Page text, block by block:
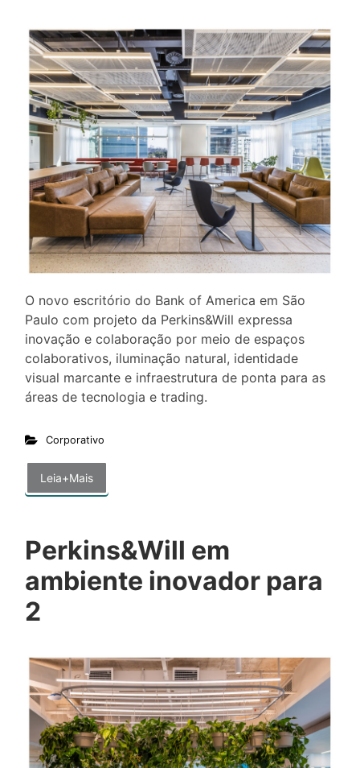
O novo escritório do Bank of America em São
Paulo com projeto da Perkins&Will expressa
inovação e colaboração por meio de espaços
colaborativos, iluminação natural, identidade
visual marcante e infraestrutura de ponta para as
áreas de tecnologia e trading.
Corporativo
Leia+Mais
Perkins&Will em
ambiente inovador para
2